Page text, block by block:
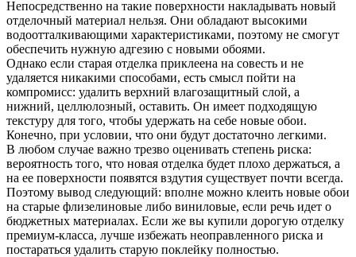
Непосредственно на такие поверхности накладывать новый
отделочный материал нельзя. Они обладают высокими
водоотталкивающими характеристиками, поэтому не смогут
обеспечить нужную адгезию с новыми обоями.
Однако если старая отделка приклеена на совесть и не
удаляется никакими способами, есть смысл пойти на
компромисс: удалить верхний влагозащитный слой, а
нижний, целлюлозный, оставить. Он имеет подходящую
текстуру для того, чтобы удержать на себе новые обои.
Конечно, при условии, что они будут достаточно легкими.
В любом случае важно трезво оценивать степень риска:
вероятность того, что новая отделка будет плохо держаться, а
на ее поверхности появятся вздутия существует почти всегда.
Поэтому вывод следующий: вполне можно клеить новые обои
на старые флизелиновые либо виниловые, если речь идет о
бюджетных материалах. Если же вы купили дорогую отделку
премиум-класса, лучше избежать неоправленного риска и
постараться удалить старую поклейку полностью.